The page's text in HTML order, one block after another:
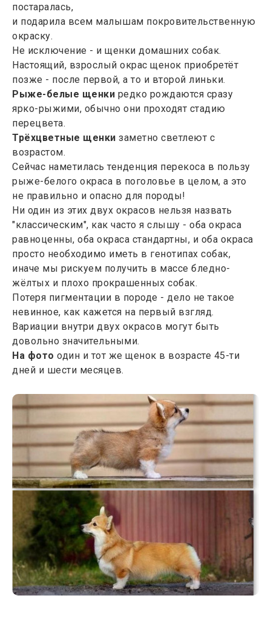
постаралась,
и подарила всем малышам покровительственную
окраску.
Не исключение - и щенки домашних собак.
Настоящий, взрослый окрас щенок приобретёт
позже - после первой, а то и второй линьки.
Рыже-белые щенки редко рождаются сразу
ярко-рыжими, обычно они проходят стадию
перецвета.
Трёхцветные щенки заметно светлеют с
возрастом.
Сейчас наметилась тенденция перекоса в пользу
рыже-белого окраса в поголовье в целом, а это
не правильно и опасно для породы!
Ни один из этих двух окрасов нельзя назвать
"классическим", как часто я слышу - оба окраса
равноценны, оба окраса стандартны, и оба окраса
просто необходимо иметь в генотипах собак,
иначе мы рискуем получить в массе бледно-
жёлтых и плохо прокрашенных собак.
Потеря пигментации в породе - дело не такое
невинное, как кажется на первый взгляд.
Вариации внутри двух окрасов могут быть
довольно значительными.
На фото один и тот же щенок в возрасте 45-ти
дней и шести месяцев.